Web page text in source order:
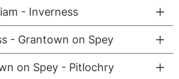
- Inverness
- Grantown on Spey
on Spey - Pitlochry